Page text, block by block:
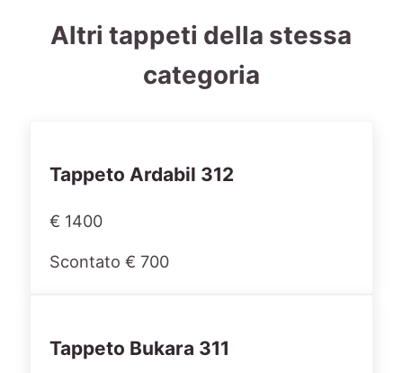
Altri tappeti della stessa
categoria
Tappeto Ardabil 312
€ 1400
Scontato € 700
Tappeto Bukara 311